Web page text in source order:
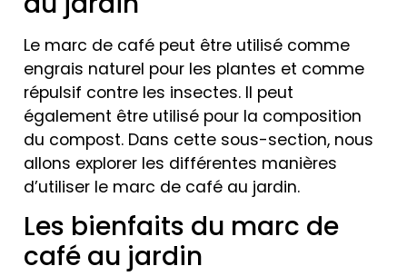
Le marc de café peut être utilisé comme
engrais naturel pour les plantes et comme
répulsif contre les insectes. Il peut
également être utilisé pour la composition
du compost. Dans cette sous-section, nous
allons explorer les différentes manières
d’utiliser le marc de café au jardin.
Les bienfaits du marc de
café au jardin